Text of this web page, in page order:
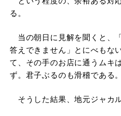
る。
当の朝日に見解を聞くと、
答えできません」とにべもな
て、その手のお店に通うムキ
ず。君子ぶるのも滑稽である。
そうした結果、地元ジャカル